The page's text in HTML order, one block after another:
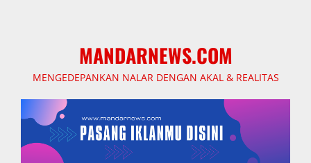
MANDARNEWS.COM
MENGEDEPANKAN NALAR DENGAN AKAL & REALITAS